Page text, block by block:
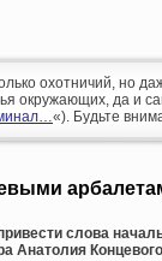
охотничий, но
окружающих, да и
«). Будьте
слова
Анатолия